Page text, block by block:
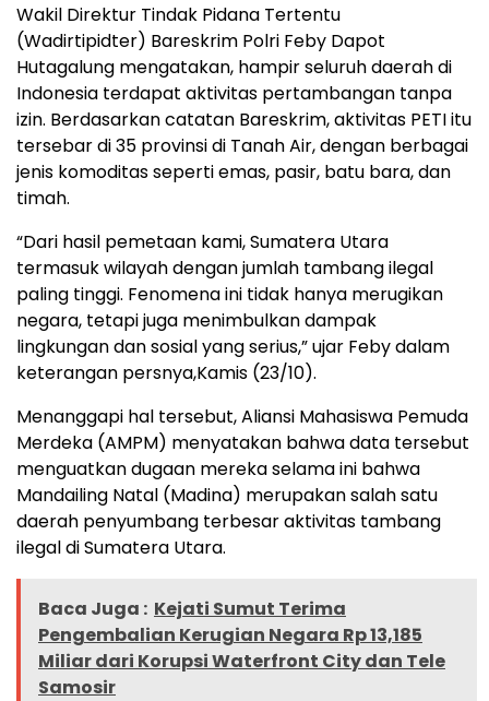
Wakil Direktur Tindak Pidana Tertentu
(Wadirtipidter) Bareskrim Polri Feby Dapot
Hutagalung mengatakan, hampir seluruh daerah di
Indonesia terdapat aktivitas pertambangan tanpa
izin. Berdasarkan catatan Bareskrim, aktivitas PETI itu
tersebar di 35 provinsi di Tanah Air, dengan berbagai
jenis komoditas seperti emas, pasir, batu bara, dan
timah.
“Dari hasil pemetaan kami, Sumatera Utara
termasuk wilayah dengan jumlah tambang ilegal
paling tinggi. Fenomena ini tidak hanya merugikan
negara, tetapi juga menimbulkan dampak
lingkungan dan sosial yang serius,” ujar Feby dalam
keterangan persnya,Kamis (23/10).
Menanggapi hal tersebut, Aliansi Mahasiswa Pemuda
Merdeka (AMPM) menyatakan bahwa data tersebut
menguatkan dugaan mereka selama ini bahwa
Mandailing Natal (Madina) merupakan salah satu
daerah penyumbang terbesar aktivitas tambang
ilegal di Sumatera Utara.
Baca Juga : Kejati Sumut Terima
Pengembalian Kerugian Negara Rp 13,185
Miliar dari Korupsi Waterfront City dan Tele
Samosir